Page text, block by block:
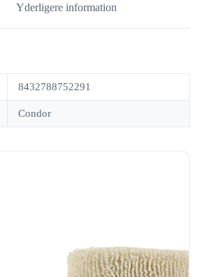
Yderligere information
8432788752291
Condor